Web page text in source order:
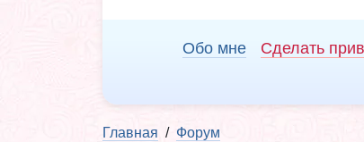
Обо мне Сделать
Главная Форум